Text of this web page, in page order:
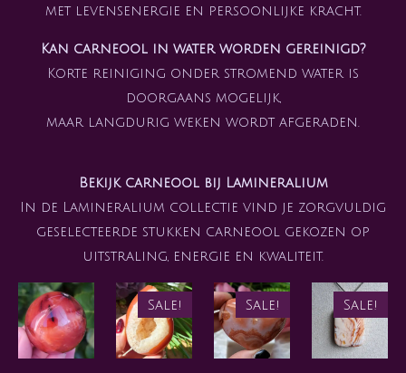
met levensenergie en persoonlijke kracht.
Kan carneool in water worden gereinigd?
Korte reiniging onder stromend water is
doorgaans mogelijk,
maar langdurig weken wordt afgeraden.
Bekijk carneool bij Lamineralium
In de Lamineralium collectie vind je zorgvuldig
geselecteerde stukken carneool gekozen op
uitstraling, energie en kwaliteit.
Sale! Sale! Sale!